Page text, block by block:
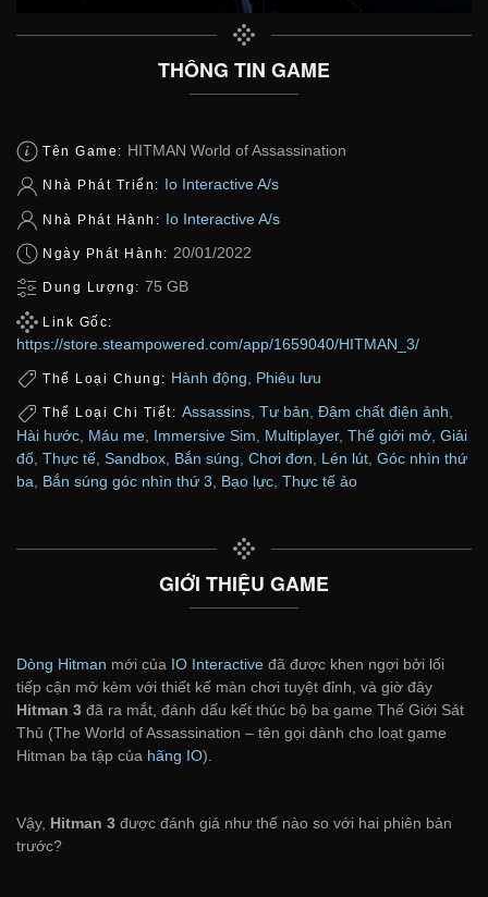
THÔNG TIN GAME
Tên Game: HITMAN World of Assassination
Nhà Phát Triển: Io Interactive A/s
Nhà Phát Hành: Io Interactive A/s
Ngày Phát Hành: 20/01/2022
Dung Lượng: 75 GB
Link Gốc:
https://store.steampowered.com/app/1659040/HITMAN_3/
Thể Loại Chung: Hành động Phiêu lưu
Thể Loại Chi Tiết: Assassins, Tư bản, Đậm chất điện ảnh,
Hài hước Máu me Immersive Sim Multiplayer, Thế giới mở Giải
đố Thực tế Sandbox Bắn súng Chơi đơn Lén lút Góc nhìn thứ
ba
Bắn súng góc nhìn thứ 3 Bạo lực Thực tế ảo
GIỚI THIỆU GAME
Dòng Hitman mới của IO Interactive đã được khen ngợi bởi lối
tiếp cận mở kèm với thiết kế màn chơi tuyệt đỉnh, và giờ đây
Hitman 3 đã ra mắt, đánh dấu kết thúc bộ ba game Thế Giới Sát
Thủ (The World of Assassination – tên gọi dành cho loạt game
Hitman ba tập của hãng IO).
Vậy, Hitman 3 được đánh giá như thế nào so với hai phiên bản
trước?